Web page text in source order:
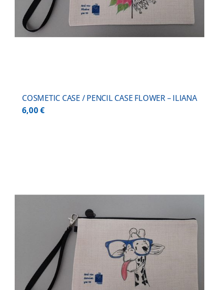
COSMETIC CASE / PENCIL CASE FLOWER – ILIANA
6,00€